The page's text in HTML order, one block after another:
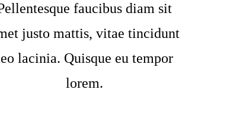
faucibus diam sit
justo mattis, vitae tincidunt
lacinia. Quisque eu tempor
lorem.